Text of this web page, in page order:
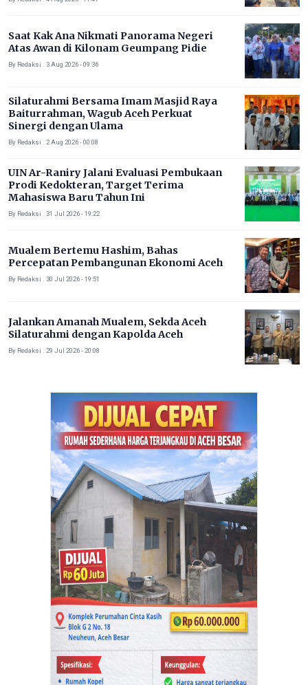
Saat Kak Ana Nikmati Panorama Negeri
Atas Awan di Kilonam Geumpang Pidie
By Redaksi . 3 Aug 2026 - 09:36
Silaturahmi Bersama Imam Masjid Raya
Baiturrahman, Wagub Aceh Perkuat
Sinergi dengan Ulama
By Redaksi . 2 Aug 2026 - 00:08
UIN Ar-Raniry Jalani Evaluasi Pembukaan
Prodi Kedokteran, Target Terima
Mahasiswa Baru Tahun Ini
By Redaksi . 31 Jul 2026 - 19:22
Mualem Bertemu Hashim, Bahas
Percepatan Pembangunan Ekonomi Aceh
By Redaksi . 30 Jul 2026 - 19:51
Jalankan Amanah Mualem, Sekda Aceh
Silaturahmi dengan Kapolda Aceh
By Redaksi . 29 Jul 2026 - 20:08
Advertise Here